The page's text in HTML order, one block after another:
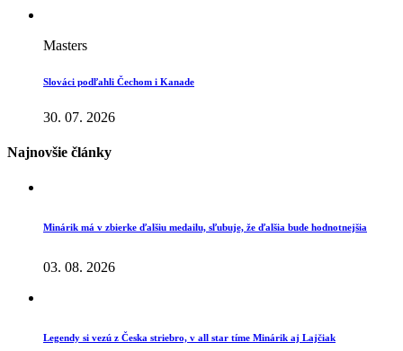
Masters
Slováci podľahli Čechom i Kanade
30. 07. 2026
Najnovšie články
Minárik má v zbierke ďalšiu medailu, sľubuje, že ďalšia bude hodnotnejšia
03. 08. 2026
Legendy si vezú z Česka striebro, v all star tíme Minárik aj Lajčiak